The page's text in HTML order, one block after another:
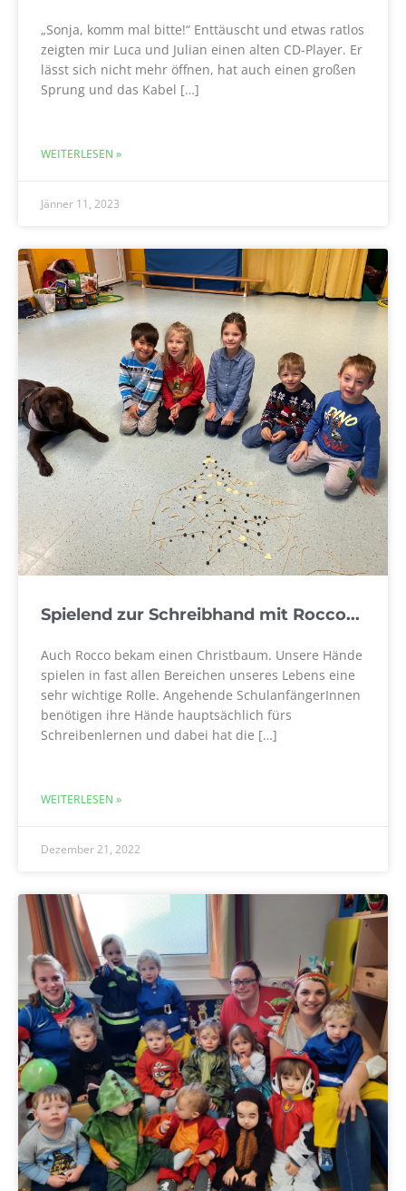
„Sonja, komm mal bitte!“ Enttäuscht und etwas ratlos
zeigten mir Luca und Julian einen alten CD-Player. Er
lässt sich nicht mehr öffnen, hat auch einen großen
Sprung und das Kabel […]
WEITERLESEN »
Jänner 11, 2023
Spielend zur Schreibhand mit Rocco...
Auch Rocco bekam einen Christbaum. Unsere Hände
spielen in fast allen Bereichen unseres Lebens eine
sehr wichtige Rolle. Angehende SchulanfängerInnen
benötigen ihre Hände hauptsächlich fürs
Schreibenlernen und dabei hat die […]
WEITERLESEN »
Dezember 21, 2022